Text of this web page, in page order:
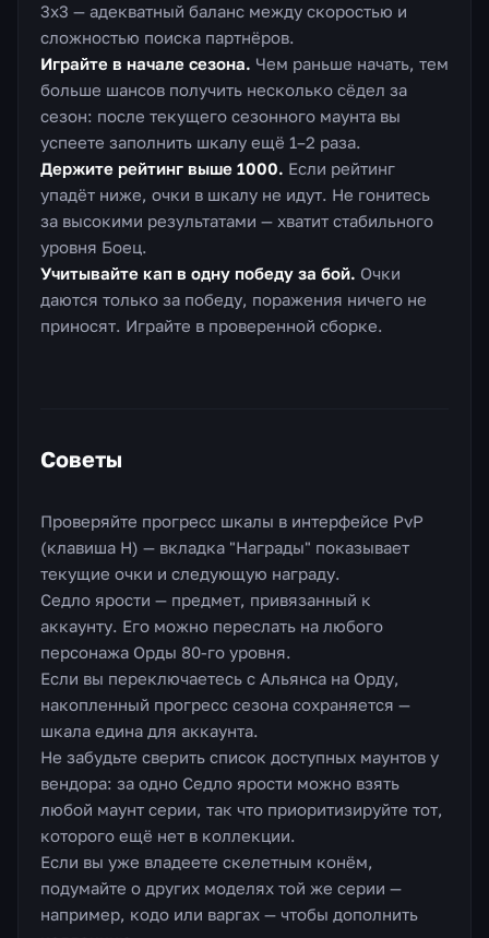
3х3 — адекватный баланс между скоростью и
сложностью поиска партнёров.
Играйте в начале сезона. Чем раньше начать, тем
больше шансов получить несколько сёдел за
сезон: после текущего сезонного маунта вы
успеете заполнить шкалу ещё 1–2 раза.
Держите рейтинг выше 1000. Если рейтинг
упадёт ниже, очки в шкалу не идут. Не гонитесь
за высокими результатами — хватит стабильного
уровня Боец.
Учитывайте кап в одну победу за бой. Очки
даются только за победу, поражения ничего не
приносят. Играйте в проверенной сборке.
Советы
Проверяйте прогресс шкалы в интерфейсе PvP
(клавиша H) — вкладка "Награды" показывает
текущие очки и следующую награду.
Седло ярости — предмет, привязанный к
аккаунту. Его можно переслать на любого
персонажа Орды 80-го уровня.
Если вы переключаетесь с Альянса на Орду,
накопленный прогресс сезона сохраняется —
шкала едина для аккаунта.
Не забудьте сверить список доступных маунтов у
вендора: за одно Седло ярости можно взять
любой маунт серии, так что приоритизируйте тот,
которого ещё нет в коллекции.
Если вы уже владеете скелетным конём,
подумайте о других моделях той же серии —
например, кодо или варгах — чтобы дополнить